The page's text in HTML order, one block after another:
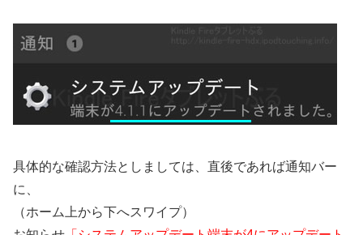
具体的な確認方法としましては、直後であれば通知バー
に、
（ホーム上から下へスワイプ）